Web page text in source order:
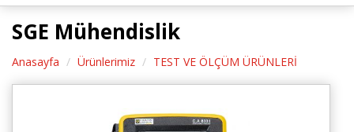
SGE Mühendislik
Anasayfa Ürünlerimiz TEST VE ÖLÇÜM ÜRÜNLERİ